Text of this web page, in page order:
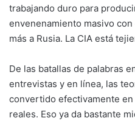
trabajando duro para
envenenamiento masivo
más a Rusia. La CIA está
De las batallas de palabras
entrevistas y en línea, las
convertido efectivamente en
reales. Eso ya da bastante